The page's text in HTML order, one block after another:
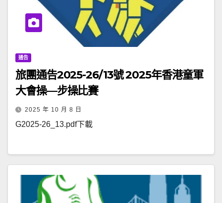
通告
旅團通告2025-26/13號 2025年香港童軍
大會操—步操比賽
2025 年 10 月 8 日
G2025-26_13.pdf下載